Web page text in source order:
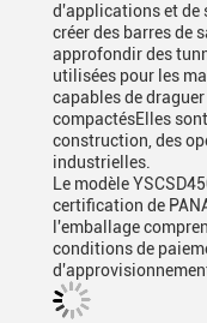
d'applications et de
créer des barres de
approfondir des
utilisées pour les
capables de
compactésElles
construction, des
industrielles.
Le modèle
certification de
l'emballage
conditions de